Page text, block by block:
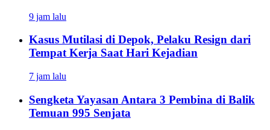
9 jam lalu
Kasus Mutilasi di Depok, Pelaku Resign dari
Tempat Kerja Saat Hari Kejadian
7 jam lalu
Sengketa Yayasan Antara 3 Pembina di Balik
Temuan 995 Senjata